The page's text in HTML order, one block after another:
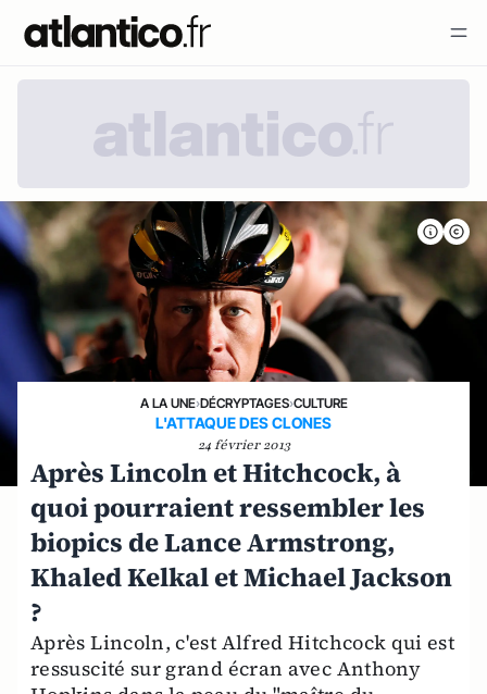
A LA UNE›DÉCRYPTAGES›CULTURE
L'ATTAQUE DES CLONES
24 février 2013
Après Lincoln et Hitchcock, à
quoi pourraient ressembler les
biopics de Lance Armstrong,
Khaled Kelkal et Michael Jackson
?
Après Lincoln, c'est Alfred Hitchcock qui est
ressuscité sur grand écran avec Anthony